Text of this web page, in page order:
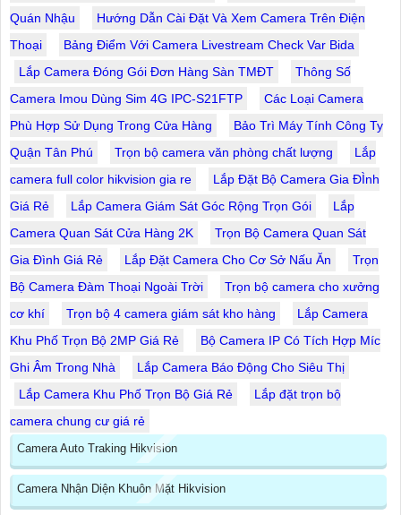
Quán Nhậu
Hướng Dẫn Cài Đặt Và Xem Camera Trên Điện
Thoại
Bảng Điểm Với Camera Livestream Check Var Bida
Lắp Camera Đóng Gói Đơn Hàng Sàn TMĐT
Thông Số
Camera Imou Dùng Sim 4G IPC-S21FTP
Các Loại Camera
Phù Hợp Sử Dụng Trong Cửa Hàng
Bảo Trì Máy Tính Công Ty
Quận Tân Phú
Trọn bộ camera văn phòng chất lượng
Lắp
camera full color hikvision gia re
Lắp Đặt Bộ Camera Gia ĐÌnh
Giá Rẻ
Lắp Camera Giám Sát Góc Rộng Trọn Gói
Lắp
Camera Quan Sát Cửa Hàng 2K
Trọn Bộ Camera Quan Sát
Gia Đình Giá Rẻ
Lắp Đặt Camera Cho Cơ Sở Nấu Ăn
Trọn
Bộ Camera Đàm Thoại Ngoài Trời
Trọn bộ camera cho xưởng
cơ khí
Trọn bộ 4 camera giám sát kho hàng
Lắp Camera
Khu Phố Trọn Bộ 2MP Giá Rẻ
Bộ Camera IP Có Tích Hợp Míc
Ghi Âm Trong Nhà
Lắp Camera Báo Động Cho Siêu Thị
Lắp Camera Khu Phố Trọn Bộ Giá Rẻ
Lắp đặt trọn bộ
camera chung cư giá rẻ
Camera Auto Traking Hikvision
Camera Nhận Diện Khuôn Mặt Hikvision